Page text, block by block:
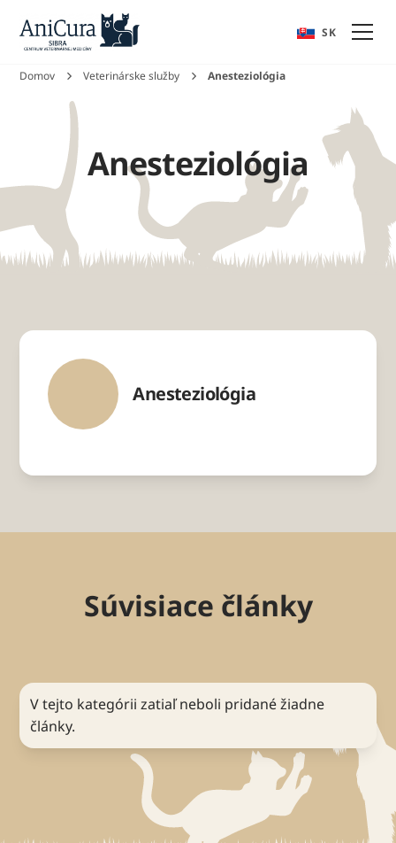
SK
Domov Veterinárske služby Anesteziológia
Anesteziológia
Anesteziológia
Súvisiace články
V tejto kategórii zatiaľ neboli pridané žiadne
články.